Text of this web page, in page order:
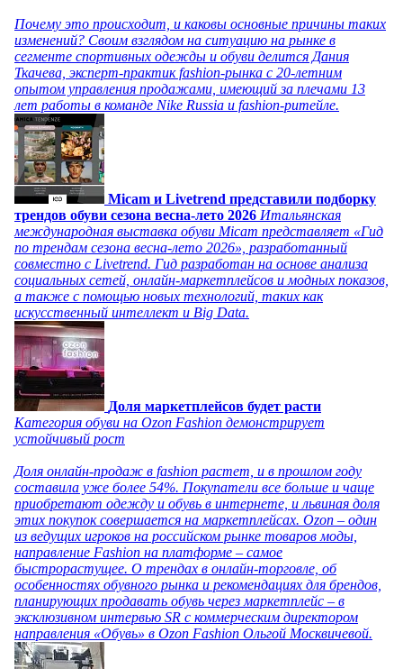
Почему это происходит, и каковы основные причины таких
изменений? Своим взглядом на ситуацию на рынке в
сегменте спортивных одежды и обуви делится Дания
Ткачева, эксперт-практик fashion-рынка с 20-летним
опытом управления продажами, имеющий за плечами 13
лет работы в команде Nike Russia и fashion-ритейле.
Micam и Livetrend представили подборку
трендов обуви сезона весна-лето 2026 Итальянская
международная выставка обуви Micam представляет «Гид
по трендам сезона весна-лето 2026», разработанный
совместно с Livetrend. Гид разработан на основе анализа
социальных сетей, онлайн-маркетплейсов и модных показов,
а также с помощью новых технологий, таких как
искусственный интеллект и Big Data.
Доля маркетплейсов будет расти
Категория обуви на Ozon Fashion демонстрирует
устойчивый рост
Доля онлайн-продаж в fashion растет, и в прошлом году
составила уже более 54%. Покупатели все больше и чаще
приобретают одежду и обувь в интернете, и львиная доля
этих покупок совершается на маркетплейсах. Ozon – один
из ведущих игроков на российском рынке товаров моды,
направление Fashion на платформе – самое
быстрорастущее. О трендах в онлайн-торговле, об
особенностях обувного рынка и рекомендациях для брендов,
планирующих продавать обувь через маркетплейс – в
эксклюзивном интервью SR с коммерческим директором
направления «Обувь» в Ozon Fashion Ольгой Москвичевой.